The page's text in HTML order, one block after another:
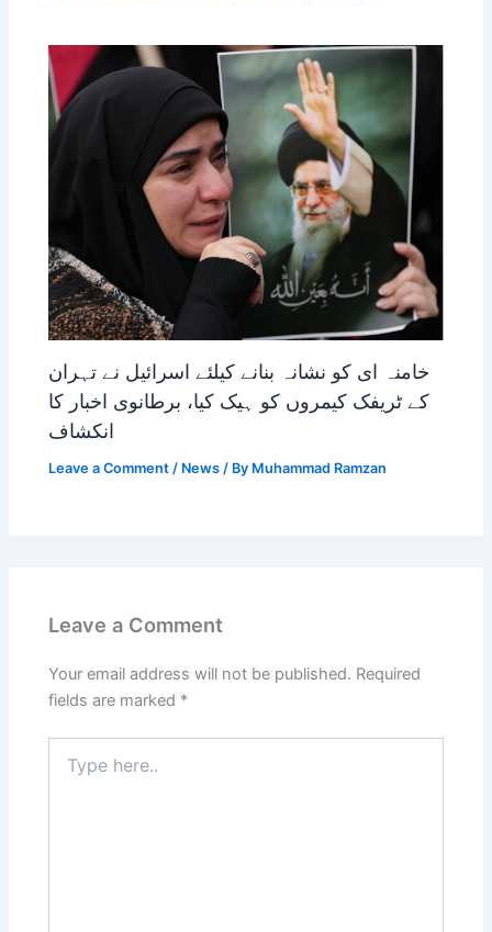
خامنہ ای کو نشانہ بنانے کیلئے اسرائیل نے تہران
کے ٹریفک کیمروں کو ہیک کیا، برطانوی اخبار کا
انکشاف
Leave a Comment / News / By Muhammad Ramzan
Leave a Comment
Your email address will not be published. Required
fields are marked *
here..